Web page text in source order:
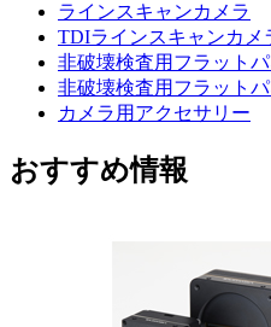
ラインスキャンカメラ
TDIラインスキャンカメ
非破壊検査用フラット
非破壊検査用フラット
カメラ用アクセサリー
おすすめ情報